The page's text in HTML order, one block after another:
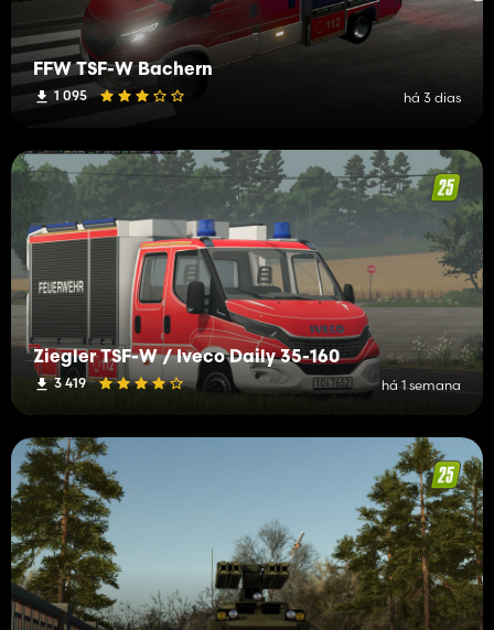
FFW TSF-W Bachern
1 095 há 3 dias
Ziegler TSF-W / Iveco Daily 35-160
3 419 há 1 semana